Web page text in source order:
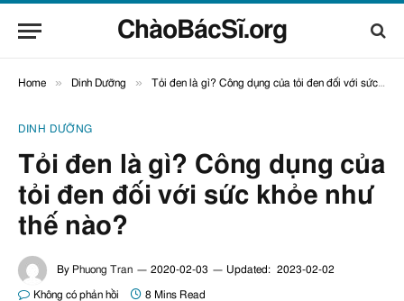
ChàoBácSĩ.org
Home » Dinh Dưỡng » Tỏi đen là gì? Công dụng của tỏi đen đối với sức khỏe như thế nào?
DINH DƯỠNG
Tỏi đen là gì? Công dụng của
tỏi đen đối với sức khỏe như
thế nào?
By Phuong Tran 2020-02-03 Updated: 2023-02-02
Không có phản hồi 8 Mins Read